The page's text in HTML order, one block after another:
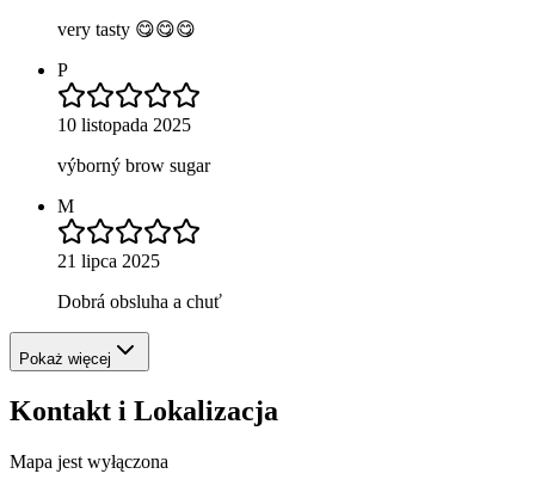
very tasty 😋😋😋
P
10 listopada 2025
výborný brow sugar
M
21 lipca 2025
Dobrá obsluha a chuť
Pokaż więcej
Kontakt i Lokalizacja
Mapa jest wyłączona